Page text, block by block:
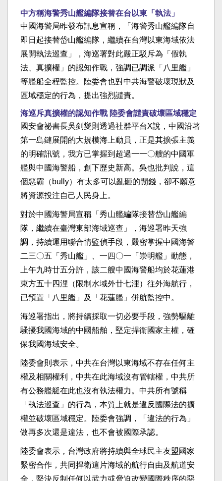
中方稱海警秀山艦編隊接替在台以東「執法」
中國海警局昨發布訊息宣稱，「海警秀山艦編隊自
即日起接替岱山艦編隊，繼續在台灣以東海域依法
展開執法巡查」，海巡署對此嚴正駁斥為「假執
法、真擴權」的認知作戰，強調已調派「八里艦」
等艦船全程監控。陸委會也對中共海警破壞現狀及
區域穩定的行為，提出強烈譴責。
海巡斥真擴權的認知作戰 陸委會譴責破壞區域穩定
國安會祕書長吳釗燮則透過社群平台X說，中國沿著
第一島鏈展開的大規模海上動員，正是其擴張主義
的明確訊號，我方已掌握到超過一一〇艘的中國軍
艦與中國海警船，創下歷史新高。吳也批判說，這
個惡霸（bully）有太多可以亂砸的閒錢，卻不願意
將資源投注自己人民身上。
對於中國海警局宣稱「秀山艦編隊接替岱山艦編
隊，繼續在臺灣東部海域巡查」，海巡署昨天強
調，持續運用聯合情監偵手段，嚴密掌握中國海警
二三〇五「秀山艦」、一四〇一「崇明艦」動態，
上午九時廿五分許，該二艘中國海警船均於花蓮港
東方五十四浬（限制水域外廿七浬）往外海航行，
已預置「八里艦」及「花蓮艦」併航監控中。
海巡署指出，將持續採取一切必要手段，強勢驅離
騷擾我國海域的中國船舶，堅定捍衛國家主權，確
保我國海域安全。
陸委會則表示，中共在台灣以東海域不存在任何主
權及相關權利，中共在此海域沒有管轄權，中共所
有公務艦艇在此也沒有執法權力。中共所有號稱
「執法巡查」的行為，本質上就是違反國際法的擴
權並破壞區域穩定。陸委會強調，「違法的行為」
做再多次還是違法，也不會被國際承認。
陸委會表示，台灣政府將持續與全球民主友盟國家
緊密合作，共同捍衛這片海域的航行自由及航道安
全，堅決反制任何以武力或脅迫改變國際秩序的惡